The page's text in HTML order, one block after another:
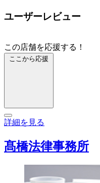
ユーザーレビュー
この店舗を応援する！
ここから応援
詳細を見る
髙橋法律事務所